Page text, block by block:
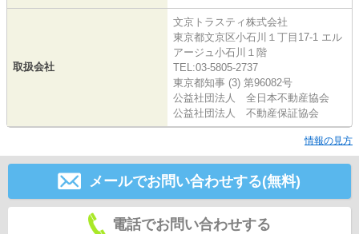
取扱会社
文京トラスティ株式会社
東京都文京区小石川１丁目17-1 エル
アージュ小石川１階
TEL:03-5805-2737
東京都知事 (3) 第96082号
公益社団法人 全日本不動産協会
公益社団法人 不動産保証協会
情報の見方
メールでお問い合わせする(無料)
電話でお問い合わせする